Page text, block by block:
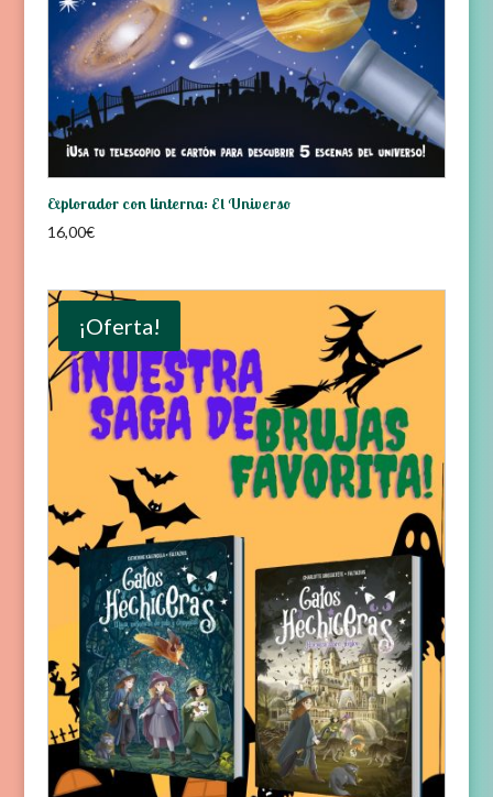
Explorador con linterna: El Universo
16,00€
¡Oferta!